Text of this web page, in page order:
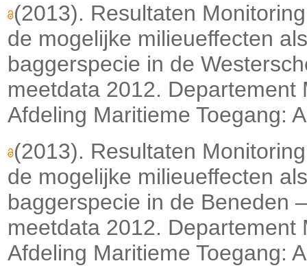
(2013). Resultaten
de mogelijke milieueffecten
baggerspecie in de
meetdata 2012.
Afdeling Maritieme Toegang:
(2013). Resultaten
de mogelijke milieueffecten
baggerspecie in de Beneden
meetdata 2012.
Afdeling Maritieme Toegang: